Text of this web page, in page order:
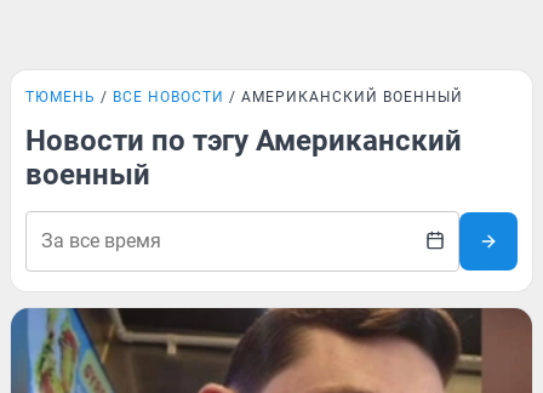
ТЮМЕНЬ ВСЕ НОВОСТИ АМЕРИКАНСКИЙ ВОЕННЫЙ
Новости по тэгу Американский
военный